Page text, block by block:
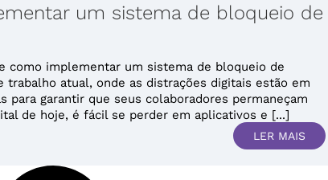
um sistema de bloqueio de
como implementar um sistema de bloqueio de
trabalho atual, onde as distrações digitais estão em
para garantir que seus colaboradores permaneçam
de hoje, é fácil se perder em aplicativos e [...]
LER MAIS